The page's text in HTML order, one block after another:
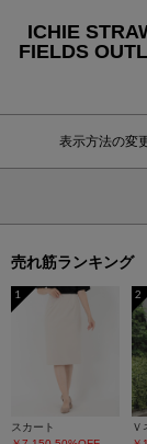
ICHIE
FIELDS
表示方法の変
売れ筋ランキング
1
スカート
2